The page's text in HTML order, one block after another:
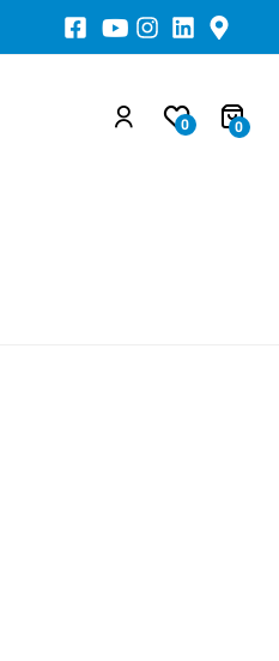
0 0